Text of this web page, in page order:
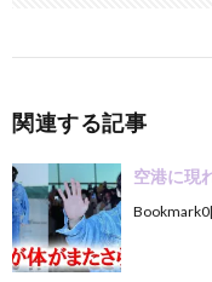
関連する記事
空港に現